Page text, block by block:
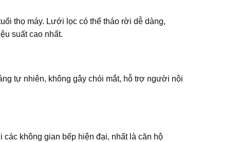
thọ máy. Lưới lọc có thể tháo rời dễ dàng,
suất cao nhất.
tự nhiên, không gây chói mắt, hỗ trợ người nội
không gian bếp hiện đại, nhất là căn hộ